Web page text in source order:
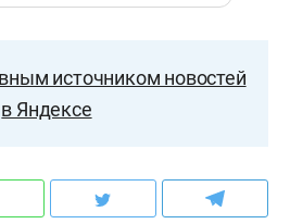
источником новостей
в Яндексе